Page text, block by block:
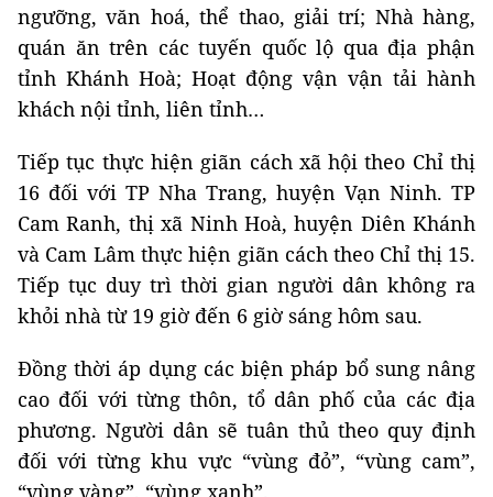
ngưỡng, văn hoá, thể thao, giải trí; Nhà hàng,
quán ăn trên các tuyến quốc lộ qua địa phận
tỉnh Khánh Hoà; Hoạt động vận vận tải hành
khách nội tỉnh, liên tỉnh…
Tiếp tục thực hiện giãn cách xã hội theo Chỉ thị
16 đối với TP Nha Trang, huyện Vạn Ninh. TP
Cam Ranh, thị xã Ninh Hoà, huyện Diên Khánh
và Cam Lâm thực hiện giãn cách theo Chỉ thị 15.
Tiếp tục duy trì thời gian người dân không ra
khỏi nhà từ 19 giờ đến 6 giờ sáng hôm sau.
Đồng thời áp dụng các biện pháp bổ sung nâng
cao đối với từng thôn, tổ dân phố của các địa
phương. Người dân sẽ tuân thủ theo quy định
đối với từng khu vực “vùng đỏ”, “vùng cam”,
“vùng vàng”, “vùng xanh”.